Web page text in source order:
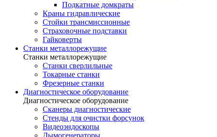
Подкатные домкраты
Краны гидравлические
Стойки трансмиссионные
Страховочные подставки
Гайковерты
Станки металлорежущие
Станки металлорежущие
Станки сверлильные
Токарные станки
Фрезерные станки
Диагностическое оборудование
Диагностическое оборудование
Сканеры диагностические
Стенды для очистки форсунок
Видеоэндоскопы
Дымогенераторы